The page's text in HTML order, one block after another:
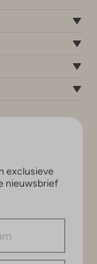
exclusieve
nieuwsbrief